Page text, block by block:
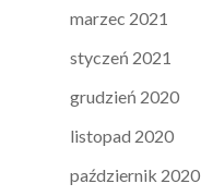
marzec 2021
styczeń 2021
grudzień 2020
listopad 2020
październik 2020